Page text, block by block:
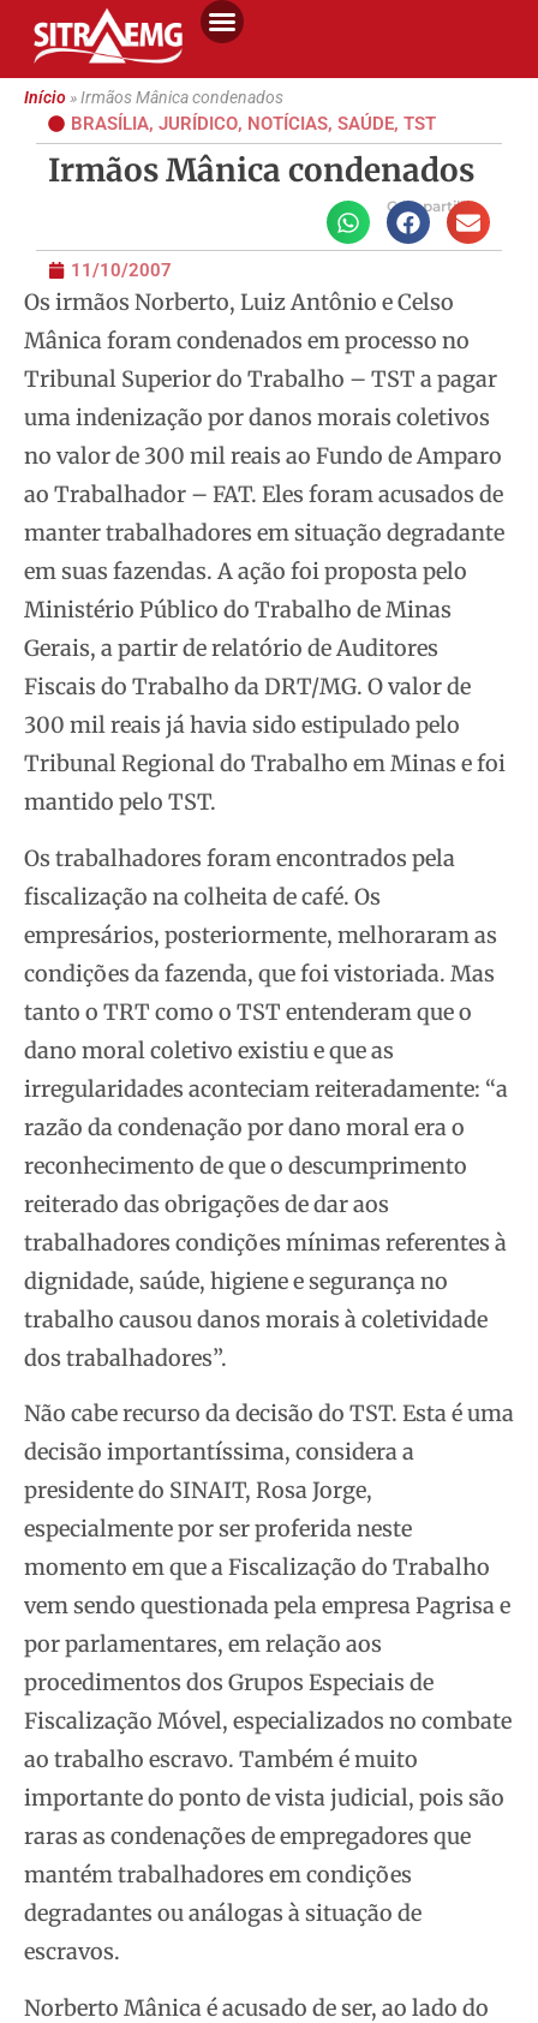
Início»Irmãos Mânica condenados
BRASÍLIA, JURÍDICO, NOTÍCIAS, SAÚDE, TST
Irmãos Mânica condenados
Compartilhe
11/10/2007
Os irmãos Norberto, Luiz Antônio e Celso
Mânica foram condenados em processo no
Tribunal Superior do Trabalho – TST a pagar
uma indenização por danos morais coletivos
no valor de 300 mil reais ao Fundo de Amparo
ao Trabalhador – FAT. Eles foram acusados de
manter trabalhadores em situação degradante
em suas fazendas. A ação foi proposta pelo
Ministério Público do Trabalho de Minas
Gerais, a partir de relatório de Auditores
Fiscais do Trabalho da DRT/MG. O valor de
300 mil reais já havia sido estipulado pelo
Tribunal Regional do Trabalho em Minas e foi
mantido pelo TST.
Os trabalhadores foram encontrados pela
fiscalização na colheita de café. Os
empresários, posteriormente, melhoraram as
condições da fazenda, que foi vistoriada. Mas
tanto o TRT como o TST entenderam que o
dano moral coletivo existiu e que as
irregularidades aconteciam reiteradamente: “a
razão da condenação por dano moral era o
reconhecimento de que o descumprimento
reiterado das obrigações de dar aos
trabalhadores condições mínimas referentes à
dignidade, saúde, higiene e segurança no
trabalho causou danos morais à coletividade
dos trabalhadores”.
Não cabe recurso da decisão do TST. Esta é uma
decisão importantíssima, considera a
presidente do SINAIT, Rosa Jorge,
especialmente por ser proferida neste
momento em que a Fiscalização do Trabalho
vem sendo questionada pela empresa Pagrisa e
por parlamentares, em relação aos
procedimentos dos Grupos Especiais de
Fiscalização Móvel, especializados no combate
ao trabalho escravo. Também é muito
importante do ponto de vista judicial, pois são
raras as condenações de empregadores que
mantém trabalhadores em condições
degradantes ou análogas à situação de
escravos.
Norberto Mânica é acusado de ser, ao lado do